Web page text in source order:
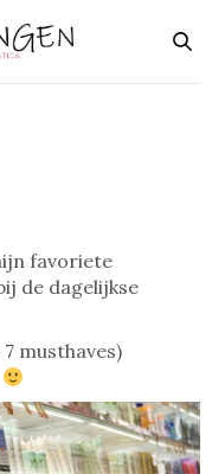
favoriete
de dagelijkse
musthaves)